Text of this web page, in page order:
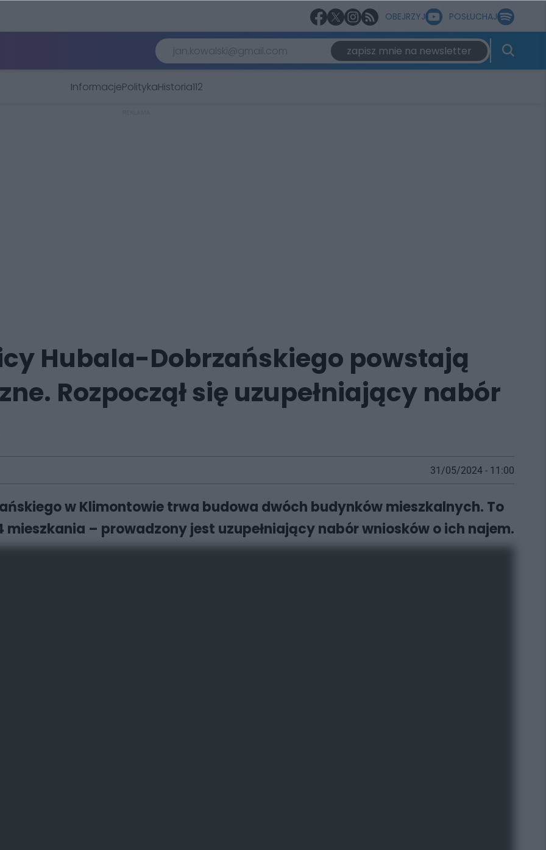
OBEJRZYJ POSŁUCHAJ
zapisz mnie na newsletter
InformacjePolitykaHistoria112
Hubala-Dobrzańskiego powstają
Rozpoczął się uzupełniający nabór
31/05/2024 - 11:00
w Klimontowie trwa budowa dwóch budynków mieszkalnych. To
mieszkania – prowadzony jest uzupełniający nabór wniosków o ich najem.